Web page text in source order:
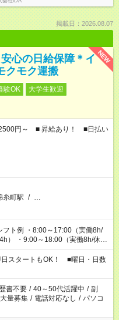
掲載日：2026.08.07
NEW
心の日給保障＊イ
クモク運搬
験OK
大学生歓迎
2500円～ ■ 昇給あり！ ■日払い
糸町駅 / …
） ・9:00～18:00（実働8h/休憩
21:00～翌5:00（実働7h/休憩
軽にご相談ください♪
スタートもOK！ ■曜日・日数
書不要 / 40～50代活躍中 / 副
量募集 / 電話対応なし / パソコ